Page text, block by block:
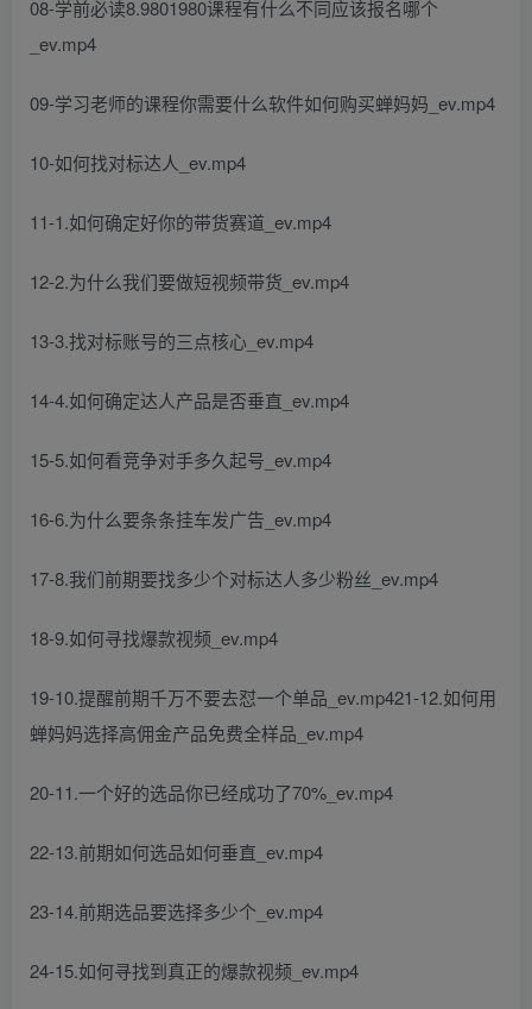
08-学前必读8.9801980课程有什么不同应该报名哪个
_ev.mp4
09-学习老师的课程你需要什么软件如何购买蝉妈妈_ev.mp4
10-如何找对标达人_ev.mp4
11-1.如何确定好你的带货赛道_ev.mp4
12-2.为什么我们要做短视频带货_ev.mp4
13-3.找对标账号的三点核心_ev.mp4
14-4.如何确定达人产品是否垂直_ev.mp4
15-5.如何看竞争对手多久起号_ev.mp4
16-6.为什么要条条挂车发广告_ev.mp4
17-8.我们前期要找多少个对标达人多少粉丝_ev.mp4
18-9.如何寻找爆款视频_ev.mp4
19-10.提醒前期千万不要去怼一个单品_ev.mp421-12.如何用
蝉妈妈选择高佣金产品免费全样品_ev.mp4
20-11.一个好的选品你已经成功了70%_ev.mp4
22-13.前期如何选品如何垂直_ev.mp4
23-14.前期选品要选择多少个_ev.mp4
24-15.如何寻找到真正的爆款视频_ev.mp4